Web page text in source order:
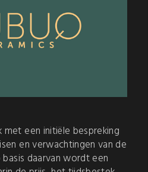
een initiële bespreking
en verwachtingen van de
daarvan wordt een